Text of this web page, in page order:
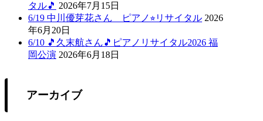
タル🎵 2026年7月15日
6/19 中川優芽花さん ピアノ⭐︎リサイタル 2026
年6月20日
6/10 🎵久末航さん🎵ピアノリサイタル2026 福
岡公演 2026年6月18日
アーカイブ